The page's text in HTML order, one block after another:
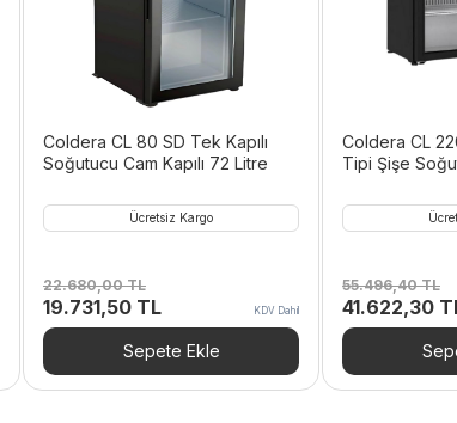
Coldera CL 80 SD Tek Kapılı
Soğutucu Cam Kapılı 72 Litre
Ücretsiz Kargo
22.680,00TL
Orijinal
fiyat:
22.680,00 TL.
19.731,50 TL
andaki
fiyat:
19.731,50 TL.
KDV Dahil
Sepete Ekle
Coldera CL
Tipi Şişe
55.496,40TL
Orijinal
fiyat:
55.496,40
41.622,30